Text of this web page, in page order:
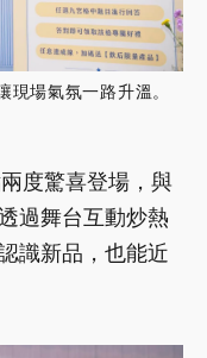
場氣氛一路升溫。
度驚喜登場，與
過舞台互動炒熱
識新品，也能近